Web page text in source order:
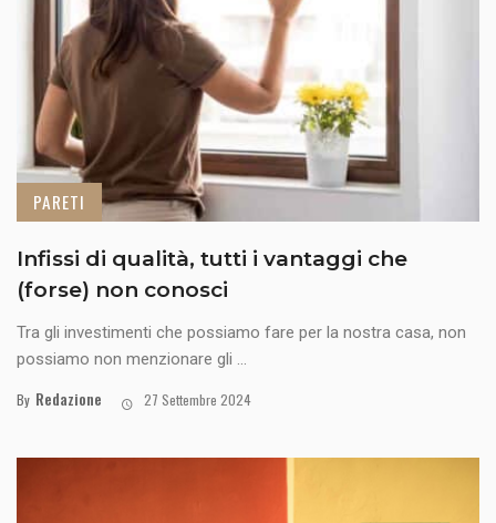
PARETI
Infissi di qualità, tutti i vantaggi che
(forse) non conosci
Tra gli investimenti che possiamo fare per la nostra casa, non
possiamo non menzionare gli ...
By Redazione 27 Settembre 2024